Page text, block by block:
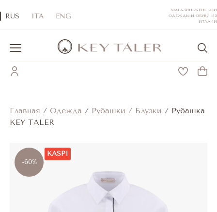
RUS ITA ENG
МАГАЗИН ЖЕНСКОЙ
ОДЕЖДЫ И ОБУВИ ИЗ
ИТАЛИИ
Главная / Одежда / Рубашки / Блузки / Рубашка
KEY TALER
-60%
KASPI